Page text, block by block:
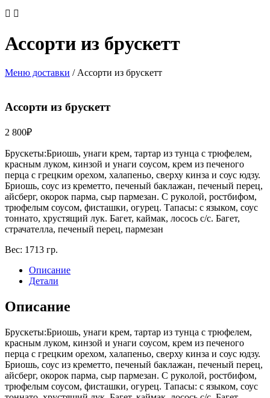
Ассорти из брускетт
Меню доставки / Ассорти из брускетт
Ассорти из брускетт
2 800₽
Брускеты:Бриошь, унаги крем, тартар из тунца с трюфелем,
красным луком, кинзой и унаги соусом, крем из печеного
перца с грецким орехом, халапеньо, сверху кинза и соус юдзу.
Бриошь, соус из креметто, печеный баклажан, печеный перец,
айсберг, окорок парма, сыр пармезан. С руколой, ростбифом,
трюфелым соусом, фисташки, огурец. Тапасы: с языком, соус
тоннато, хрустящий лук. Багет, каймак, лосось с/с. Багет,
страчателла, печеный перец, пармезан
Вес: 1713 гр.
Описание
Детали
Описание
Брускеты:Бриошь, унаги крем, тартар из тунца с трюфелем,
красным луком, кинзой и унаги соусом, крем из печеного
перца с грецким орехом, халапеньо, сверху кинза и соус юдзу.
Бриошь, соус из креметто, печеный баклажан, печеный перец,
айсберг, окорок парма, сыр пармезан. С руколой, ростбифом,
трюфелым соусом, фисташки, огурец. Тапасы: с языком, соус